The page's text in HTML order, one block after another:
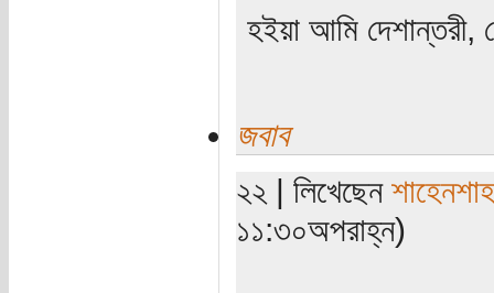
হইয়া আমি দেশান্তরী,
জবাব
২২ | লিখেছেন
১১:৩০অপরাহ্ন)